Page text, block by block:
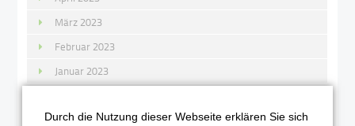
März 2023
Februar 2023
Januar 2023
Durch die Nutzung dieser Webseite erklären Sie sich